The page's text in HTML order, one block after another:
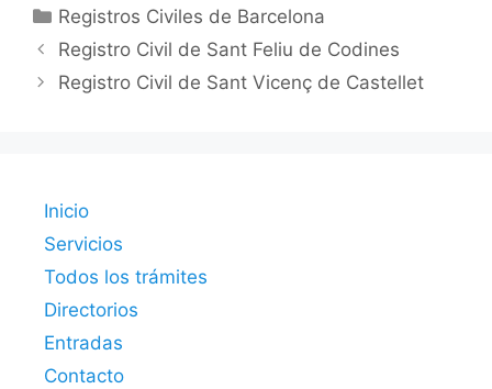
Categorías
Registros Civiles de Barcelona
Registro Civil de Sant Feliu de Codines
Registro Civil de Sant Vicenç de Castellet
Inicio
Servicios
Todos los trámites
Directorios
Entradas
Contacto